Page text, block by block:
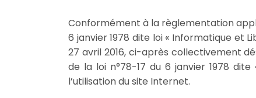
Conformément à la règlementation
6 janvier 1978 dite loi « Informatique et
27 avril 2016, ci-après collectivement
de la loi n°78-17 du 6 janvier 1978
l’utilisation du site Internet.